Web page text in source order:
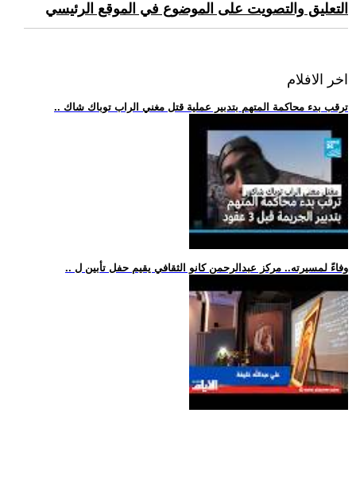
التعليق والتصويت على الموضوع في الموقع الرئيسي
اخر الافلام
.. ترقب بدء محاكمة المتهم بتدبير عملية قتل مغني الراب توباك شاك
.. وفاءً لمسيرته.. مركز عبدالرحمن كانو الثقافي يقيم حفل تأبين ل